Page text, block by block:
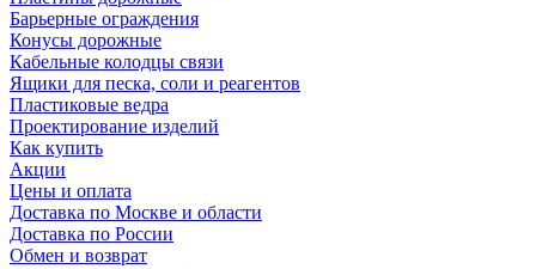
Барьерные ограждения
Конусы дорожные
Кабельные колодцы связи
Ящики для песка, соли и реагентов
Пластиковые ведра
Проектирование изделий
Как купить
Акции
Цены и оплата
Доставка по Москве и области
Доставка по России
Обмен и возврат